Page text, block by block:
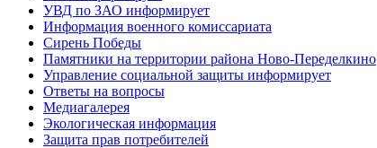
УВД по ЗАО информирует
Информация военного комиссариата
Сирень Победы
Памятники на территории района Ново-Переделкино
Управление социальной защиты информирует
Ответы на вопросы
Медиагалерея
Экологическая информация
Защита прав потребителей